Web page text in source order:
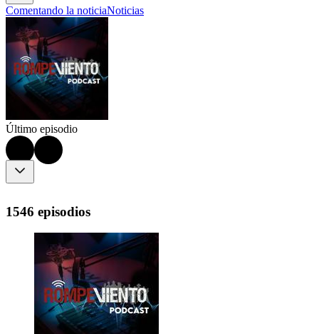
Comentando la noticiaNoticias
Último episodio
1546 episodios